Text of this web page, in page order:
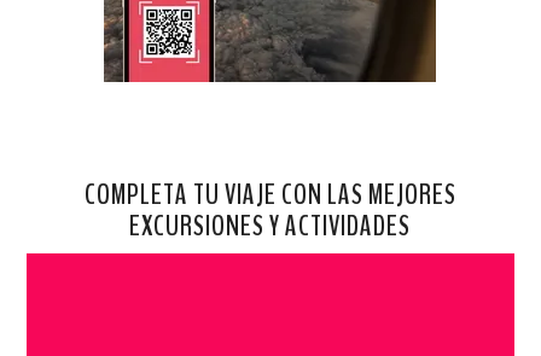
COMPLETA TU VIAJE CON LAS MEJORES
EXCURSIONES Y ACTIVIDADES